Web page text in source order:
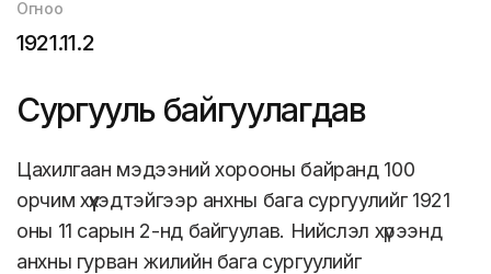
Огноо
1921.11.2
Сургууль байгуулагдав
Цахилгаан мэдээний хорооны байранд 100
орчим хүүхэдтэйгээр анхны бага сургуулийг 1921
оны 11 сарын 2-нд байгуулав. Нийслэл хүрээнд
анхны гурван жилийн бага сургуулийг